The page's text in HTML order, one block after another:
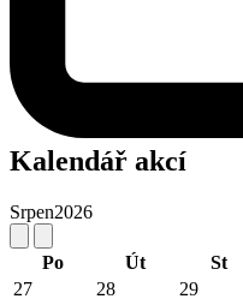
Kalendář akcí
Srpen2026
Po Út St
27
28 29